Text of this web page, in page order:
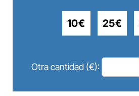
10€ 25€
Otra cantidad (€):